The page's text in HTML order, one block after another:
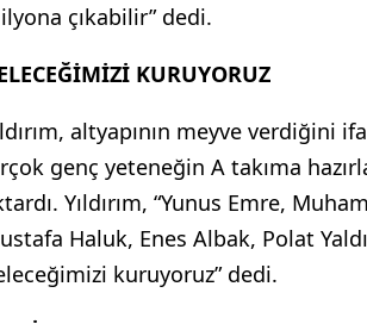
çıkabilir” dedi.
KURUYORUZ
altyapının meyve verdiğini
genç yeteneğin A takıma
Yıldırım, “Yunus Emre,
Haluk, Enes Albak, Polat
kuruyoruz” dedi.